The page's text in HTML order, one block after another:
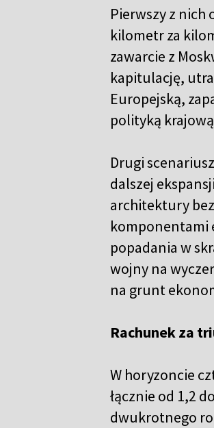
Pierwszy z nich
kilometr za
zawarcie z
kapitulację,
Europejską,
polityką
Drugi
dalszej
architektury
komponentami
popadania w
wojny na
na grunt
Rachunek za
W horyzoncie
łącznie od 1,2
dwukrotnego